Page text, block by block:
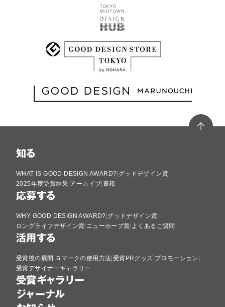
知る
WHAT IS GOOD DESIGN AWARD? グッドデザイン賞
2025年度受賞結果 アーカイブ 書籍
応募する
WHY GOOD DESIGN AWARD? グッドデザイン賞
ロングライフデザイン賞 ニューホープ賞 よくあるご質問
活用する
受賞後の展開 Ｇマークの使用方法 受賞PRグッズ プロモーション
受賞デザイナーギャラリー
受賞ギャラリー
ジャーナル